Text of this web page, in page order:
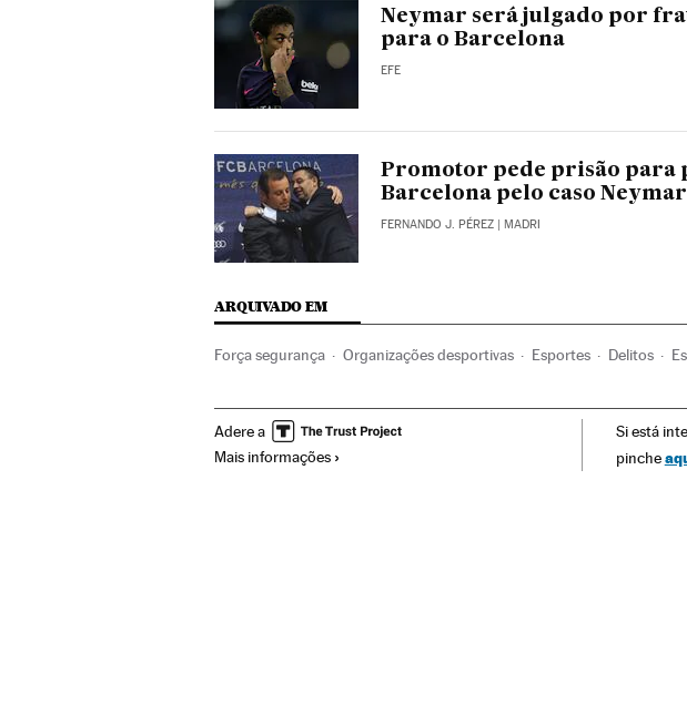
Neymar será julgado por
para o Barcelona
EFE
Promotor pede prisão para
Barcelona pelo caso Neymar
FERNANDO J. PÉREZ | MADRI
ARQUIVADO EM
Força segurança Organizações desportivas Esportes Delitos
Federaciones deportivas Futebol
Adere a
Mais informações
Si está
pinche